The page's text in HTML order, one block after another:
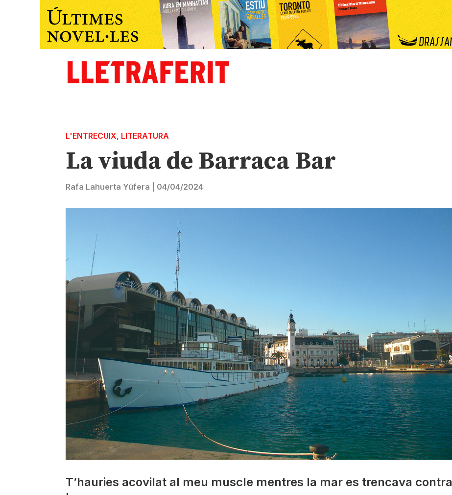
L'ENTRECUIX, LITERATURA
La viuda de Barraca Bar
Rafa Lahuerta Yúfera 04/04/2024
T’hauries acovilat al meu muscle mentres la mar es trencava contra